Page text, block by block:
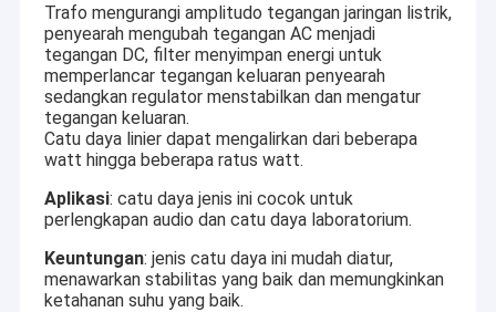
Trafo mengurangi amplitudo tegangan jaringan listrik,
penyearah mengubah tegangan AC menjadi
tegangan DC, filter menyimpan energi untuk
memperlancar tegangan keluaran penyearah
sedangkan regulator menstabilkan dan mengatur
tegangan keluaran.
Catu daya linier dapat mengalirkan dari beberapa
watt hingga beberapa ratus watt.
Aplikasi: catu daya jenis ini cocok untuk
perlengkapan audio dan catu daya laboratorium.
Keuntungan: jenis catu daya ini mudah diatur,
menawarkan stabilitas yang baik dan memungkinkan
ketahanan suhu yang baik.